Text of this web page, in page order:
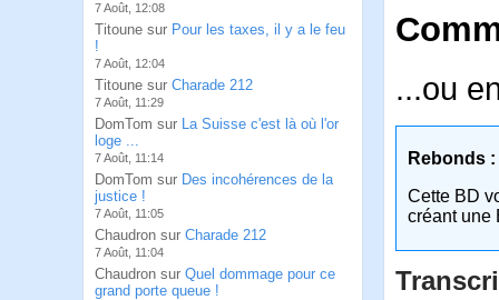
7 Août, 12:08
Titoune sur Pour les taxes, il y a le feu
!
7 Août, 12:04
Titoune sur Charade 212
7 Août, 11:29
DomTom sur La Suisse c'est là où l'or
loge ...
7 Août, 11:14
DomTom sur Des incohérences de la
justice !
7 Août, 11:05
Chaudron sur Charade 212
7 Août, 11:04
Chaudron sur Quel dommage pour ce
grand porte queue !
...ou
Rebonds :
Cette BD
créant une